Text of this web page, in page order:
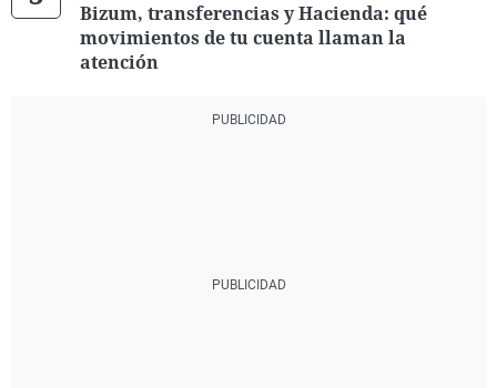
Bizum, transferencias y Hacienda: qué
movimientos de tu cuenta llaman la
atención